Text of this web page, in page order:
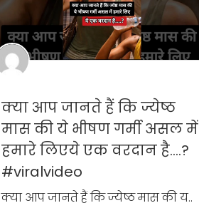
क्या आप जानते हैं कि ज्येष्ठ
मास की ये भीषण गर्मी असल में
हमारे लिएये एक वरदान है….?
#viralvideo
क्या आप जानते हैं कि ज्येष्ठ मास की य..